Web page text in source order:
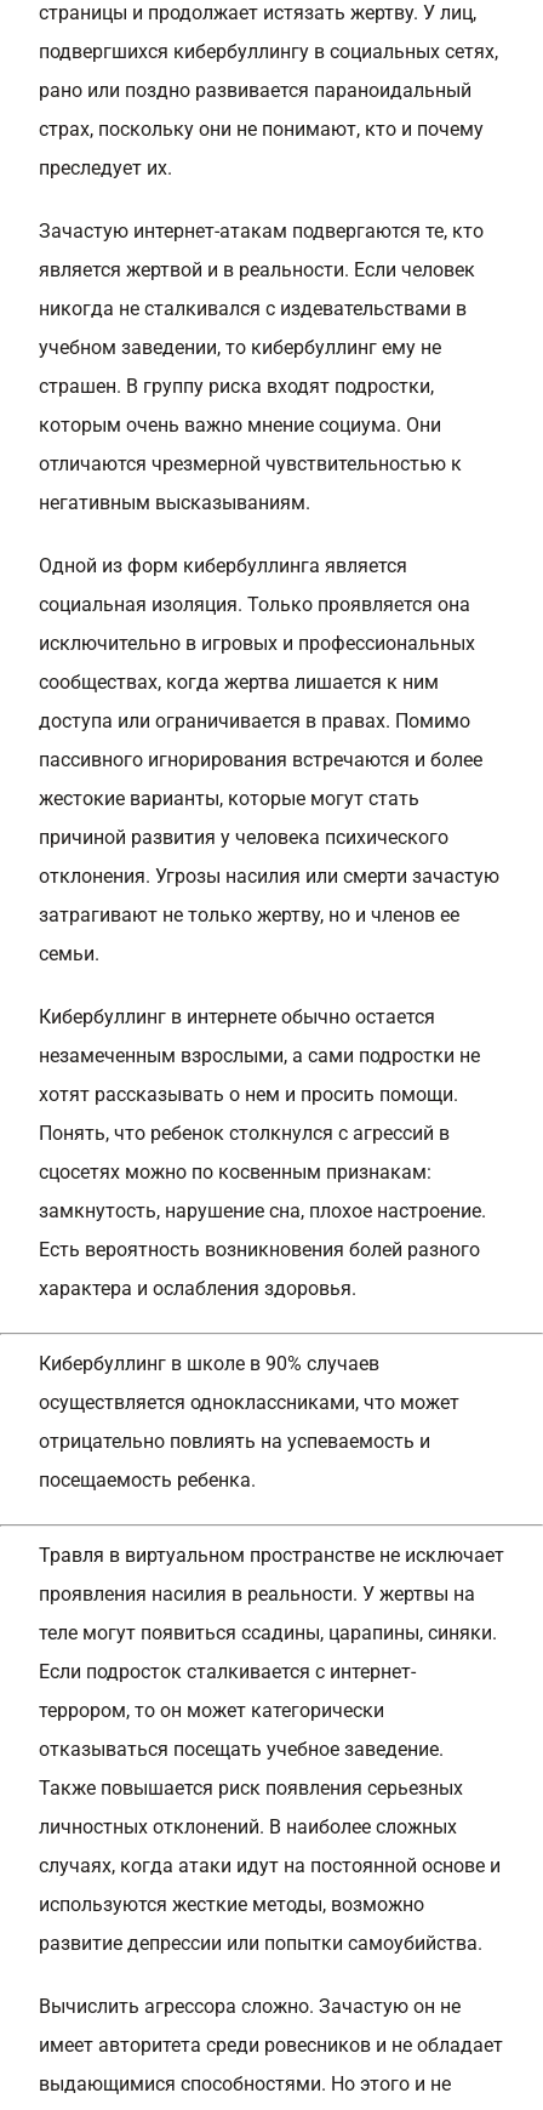
страницы и продолжает истязать жертву. У лиц,
подвергшихся кибербуллингу в социальных сетях,
рано или поздно развивается параноидальный
страх, поскольку они не понимают, кто и почему
преследует их.
Зачастую интернет-атакам подвергаются те, кто
является жертвой и в реальности. Если человек
никогда не сталкивался с издевательствами в
учебном заведении, то кибербуллинг ему не
страшен. В группу риска входят подростки,
которым очень важно мнение социума. Они
отличаются чрезмерной чувствительностью к
негативным высказываниям.
Одной из форм кибербуллинга является
социальная изоляция. Только проявляется она
исключительно в игровых и профессиональных
сообществах, когда жертва лишается к ним
доступа или ограничивается в правах. Помимо
пассивного игнорирования встречаются и более
жестокие варианты, которые могут стать
причиной развития у человека психического
отклонения. Угрозы насилия или смерти зачастую
затрагивают не только жертву, но и членов ее
семьи.
Кибербуллинг в интернете обычно остается
незамеченным взрослыми, а сами подростки не
хотят рассказывать о нем и просить помощи.
Понять, что ребенок столкнулся с агрессий в
сцосетях можно по косвенным признакам:
замкнутость, нарушение сна, плохое настроение.
Есть вероятность возникновения болей разного
характера и ослабления здоровья.
Кибербуллинг в школе в 90% случаев
осуществляется одноклассниками, что может
отрицательно повлиять на успеваемость и
посещаемость ребенка.
Травля в виртуальном пространстве не исключает
проявления насилия в реальности. У жертвы на
теле могут появиться ссадины, царапины, синяки.
Если подросток сталкивается с интернет-
террором, то он может категорически
отказываться посещать учебное заведение.
Также повышается риск появления серьезных
личностных отклонений. В наиболее сложных
случаях, когда атаки идут на постоянной основе и
используются жесткие методы, возможно
развитие депрессии или попытки самоубийства.
Вычислить агрессора сложно. Зачастую он не
имеет авторитета среди ровесников и не обладает
выдающимися способностями. Но этого и не